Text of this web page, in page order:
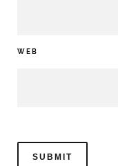
WEB